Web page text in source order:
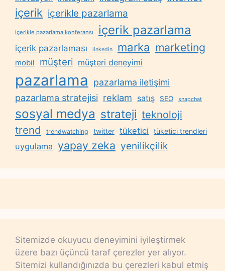
içerik içerikle pazarlama
içerikle pazarlama konferansı içerik pazarlama
içerik pazarlaması linkedin marka marketing
mobil müşteri müşteri deneyimi
pazarlama
pazarlama iletişimi
pazarlama stratejisi reklam satış SEO snapchat
sosyal medya strateji teknoloji
trend trendwatching twitter tüketici tüketici trendleri
uygulama yapay zeka yenilikçilik
Sitemizde okuyucu deneyimini iyileştirmek
üzere bazı üçüncü taraf çerezler yer alıyor.
Sitemizi kullandığınızda bu çerezleri kabul etmiş